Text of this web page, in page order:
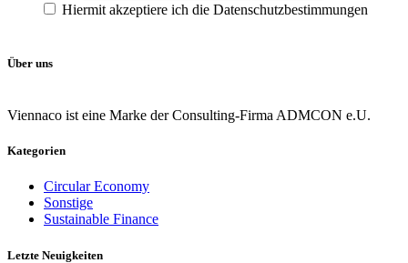
Hiermit akzeptiere ich die Datenschutzbestimmungen
Über uns
Viennaco ist eine Marke der Consulting-Firma ADMCON e.U.
Kategorien
Circular Economy
Sonstige
Sustainable Finance
Letzte Neuigkeiten